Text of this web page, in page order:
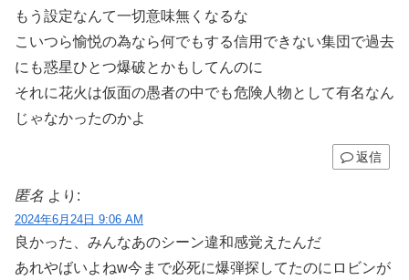
もう設定なんて一切意味無くなるな
こいつら愉悦の為なら何でもする信用できない集団で過去
にも惑星ひとつ爆破とかもしてんのに
それに花火は仮面の愚者の中でも危険人物として有名なん
じゃなかったのかよ
返信
匿名 より:
2024年6月24日 9:06 AM
良かった、みんなあのシーン違和感覚えたんだ
あれやばいよねw今まで必死に爆弾探してたのにロビンが